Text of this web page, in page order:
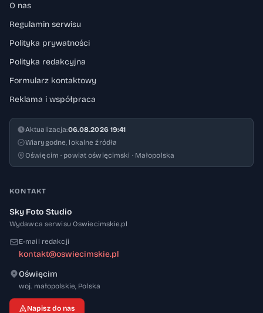
O nas
Regulamin serwisu
Polityka prywatności
Polityka redakcyjna
Formularz kontaktowy
Reklama i współpraca
Aktualizacja:06.08.2026 19:41
Wiarygodne, lokalne źródła
Oświęcim · powiat oświęcimski · Małopolska
KONTAKT
Sky Foto Studio
Wydawca serwisu Oswiecimskie.pl
E-mail redakcji
kontakt@oswiecimskie.pl
Oświęcim
woj. małopolskie, 32-600
Polska
Napisz do nas